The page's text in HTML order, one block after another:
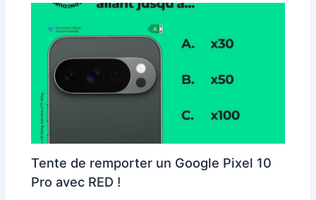
Tente de remporter un Google Pixel 10
Pro avec RED !